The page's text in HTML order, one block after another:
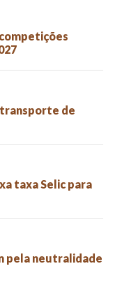
de
taxa Selic para
pela neutralidade